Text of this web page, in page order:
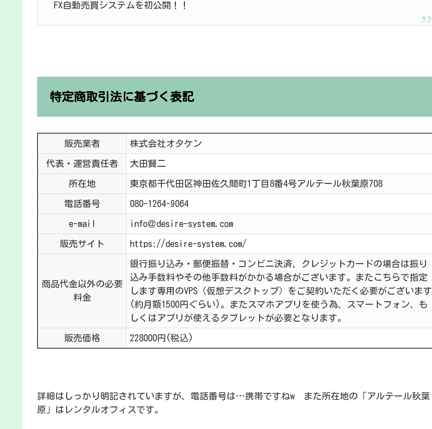
FX自動売買システムを初公開！！
特定商取引法に基づく表記
販売業者 株式会社オタケン
代表・運営責任者 大田賢二
所在地 東京都千代田区神田佐久間町1丁目8番4号アルテール秋葉原708
電話番号 080-1264-9064
e-mail info＠desire-system.com
販売サイト https://desire-system.com/
商品代金以外の必要
料金
銀行振り込み・郵便振替・コンビニ決済、クレジットカードの場合は振り
込み手数料やその他手数料がかかる場合がございます。またこちらで指定
します専用のVPS（仮想デスクトップ）をご契約いただく必要がございます
(約月額1500円ぐらい)。またスマホアプリを使う為、スマートフォン、も
しくはアプリが使えるタブレットが必要となります。
販売価格 228000円(税込)
詳細はしっかり明記されていますが、電話番号は…携帯ですねw また所在地の「アルテール秋葉
原」はレンタルオフィスです。